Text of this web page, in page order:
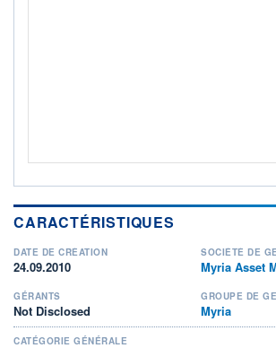
CARACTÉRISTIQUES
DATE DE CRÉATION
24.09.2010
SOCIÉTÉ DE
Myria Asset
GÉRANTS
Not Disclosed
GROUPE DE
Myria
CATÉGORIE GÉNÉRALE